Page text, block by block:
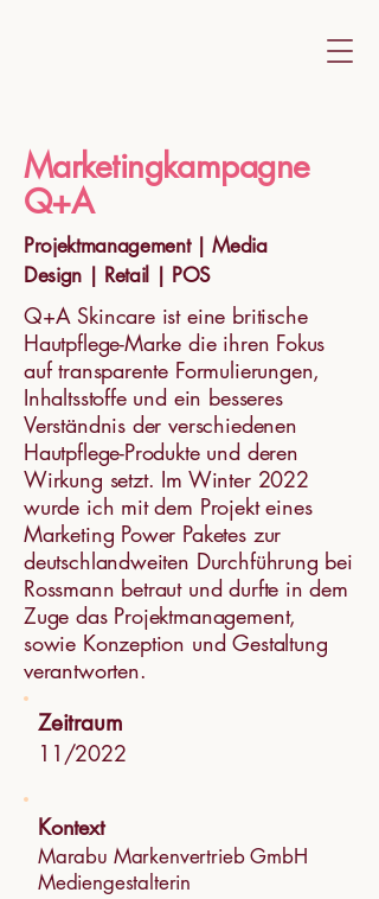
Marketingkampagne
Q+A
Projektmanagement | Media
Design | Retail | POS
Q+A Skincare ist eine britische
Hautpflege-Marke die ihren Fokus
auf transparente Formulierungen,
Inhaltsstoffe und ein besseres
Verständnis der verschiedenen
Hautpflege-Produkte und deren
Wirkung setzt. Im Winter 2022
wurde ich mit dem Projekt eines
Marketing Power Paketes zur
deutschlandweiten Durchführung bei
Rossmann betraut und durfte in dem
Zuge das Projektmanagement,
sowie Konzeption und Gestaltung
verantworten.
Zeitraum
11/2022
Kontext
Marabu Markenvertrieb GmbH
Mediengestalterin